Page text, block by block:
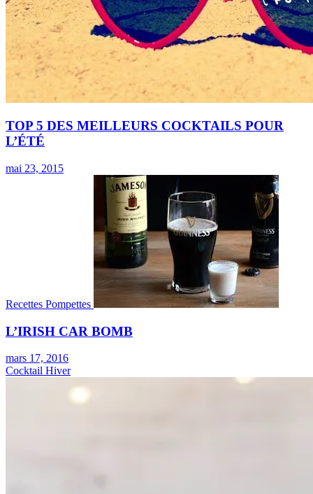
TOP 5 DES MEILLEURS COCKTAILS POUR
L’ÉTÉ
mai 23, 2015
Recettes Pompettes
L’IRISH CAR BOMB
mars 17, 2016
Cocktail Hiver